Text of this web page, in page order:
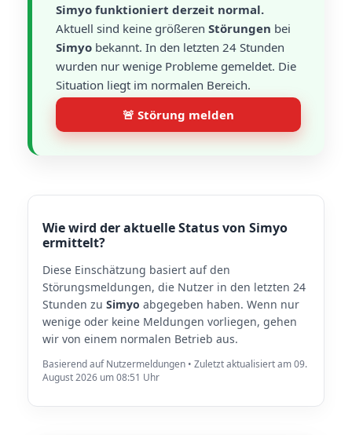
Simyo funktioniert derzeit normal.
Aktuell sind keine größeren Störungen bei
Simyo bekannt. In den letzten 24 Stunden
wurden nur wenige Probleme gemeldet. Die
Situation liegt im normalen Bereich.
🚨 Störung melden
Wie wird der aktuelle Status von Simyo
ermittelt?
Diese Einschätzung basiert auf den
Störungsmeldungen, die Nutzer in den letzten 24
Stunden zu Simyo abgegeben haben. Wenn nur
wenige oder keine Meldungen vorliegen, gehen
wir von einem normalen Betrieb aus.
Basierend auf Nutzermeldungen • Zuletzt aktualisiert am 09.
August 2026 um 08:51 Uhr